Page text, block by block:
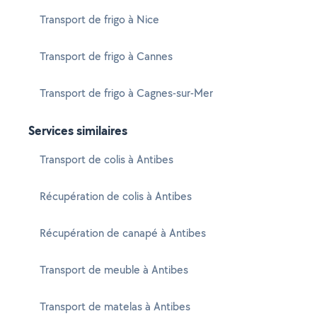
Transport de frigo à Nice
Transport de frigo à Cannes
Transport de frigo à Cagnes-sur-Mer
Services similaires
Transport de colis à Antibes
Récupération de colis à Antibes
Récupération de canapé à Antibes
Transport de meuble à Antibes
Transport de matelas à Antibes